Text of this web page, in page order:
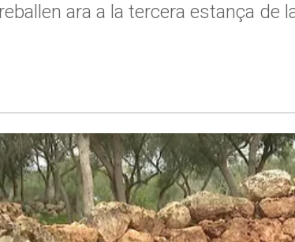
ara a la tercera estança de